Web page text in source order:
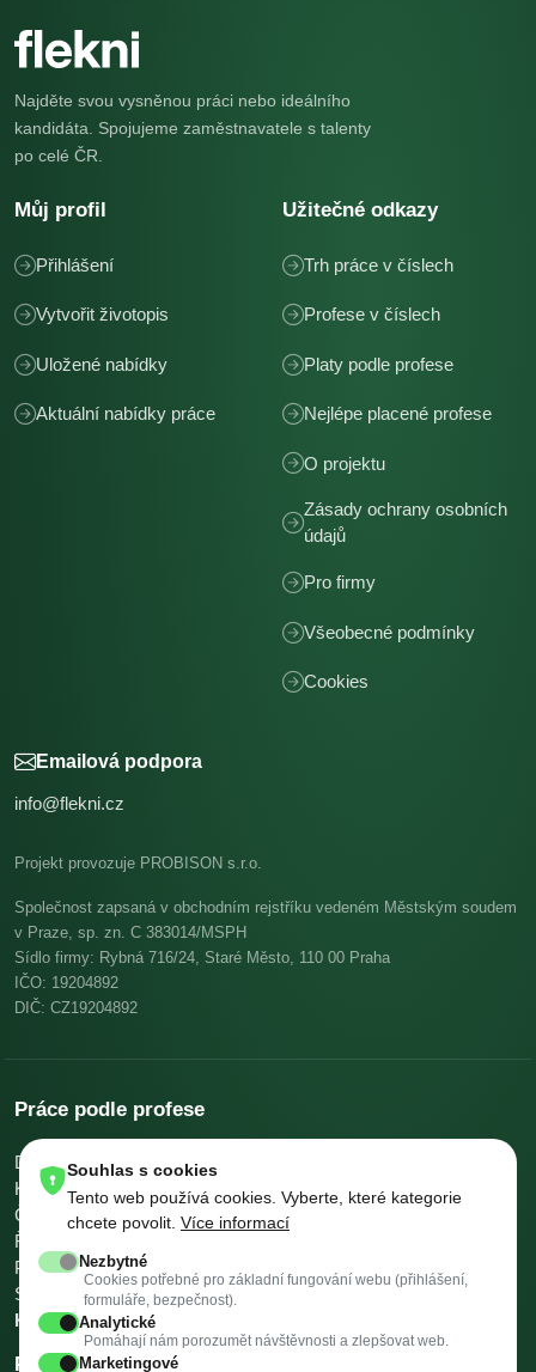
Najděte svou vysněnou práci nebo ideálního
kandidáta. Spojujeme zaměstnavatele s talenty
po celé ČR.
Můj profil
Přihlášení
Vytvořit životopis
Uložené nabídky
Aktuální nabídky práce
Užitečné odkazy
Trh práce v číslech
Profese v číslech
Platy podle profese
Nejlépe placené profese
O projektu
Zásady ochrany osobních
údajů
Pro firmy
Všeobecné podmínky
Cookies
Emailová podpora
info@flekni.cz
Projekt provozuje PROBISON s.r.o.
Společnost zapsaná v obchodním rejstříku vedeném Městským soudem
v Praze, sp. zn. C 383014/MSPH
Sídlo firmy: Rybná 716/24, Staré Město, 110 00 Praha
IČO: 19204892
DIČ: CZ19204892
Práce podle profese
Dělníci v oblasti výstavby a údržby budov
KuchařiSkladníci, obsluha manipulačních vozíků
Číšníci a servírky
Ostatní uklízeči a pomocníci
Řidiči nákladních automobilů, tahačů a speciálních vozidel
Pomocníci v kuchyni
Svářeči
Všechny profese →
Platy podle profese →
Kalkulačky →
Práce podle města
Souhlas s cookies
Tento web používá cookies. Vyberte, které kategorie
chcete povolit. Více informací
Nezbytné
Cookies potřebné pro základní fungování webu (přihlášení,
formuláře, bezpečnost).
Analytické
Pomáhají nám porozumět návštěvnosti a zlepšovat web.
Marketingové